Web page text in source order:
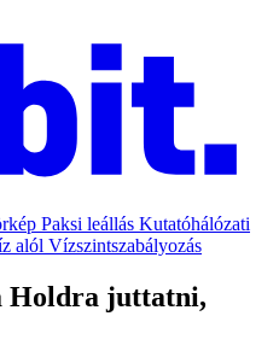
Paksi leállás Kutatóhálózati
alól Vízszintszabályozás
Holdra juttatni,